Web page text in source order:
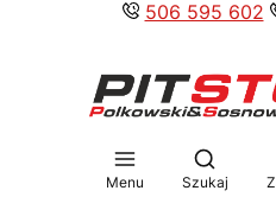
506 595 602
Menu
Otwórz
Szukaj